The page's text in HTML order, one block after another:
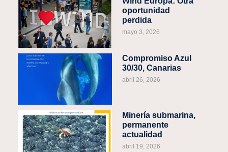
oportunidad
perdida
mayo 3, 2026
Compromiso Azul
30/30, Canarias
abril 26, 2026
Minería submarina,
permanente
actualidad
abril 19, 2026